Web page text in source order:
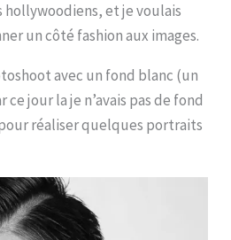
et je voulais
un côté fashion aux images.
avec un fond blanc (un
jour la je n’avais pas de fond
réaliser quelques portraits